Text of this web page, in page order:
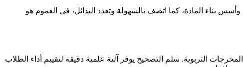
وأسس بناء المادة، كما اتصف بالسهولة وتعدد البدائل، في العموم هو
التربوية. سلم التصحيح يوفر آلية علمية دقيقة لتقييم أداء الطلاب